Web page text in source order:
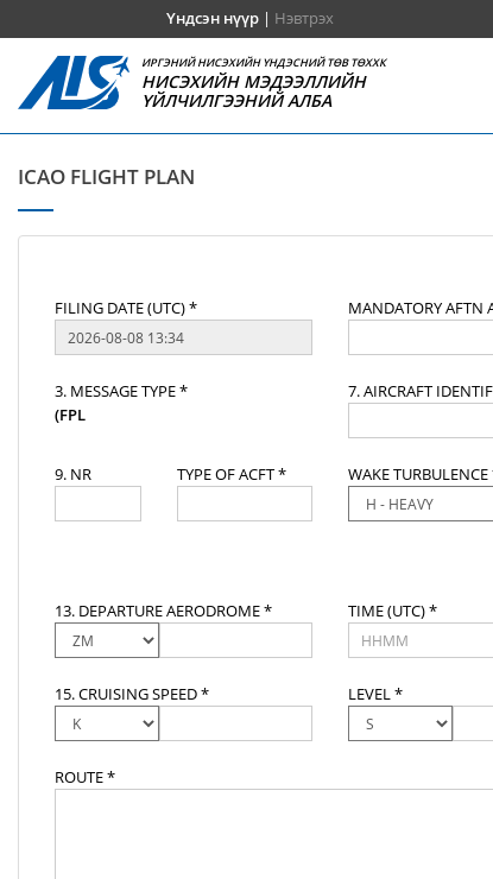
Үндсэн нүүр| Нэвтрэх
ИРГЭНИЙ НИСЭХИЙН ҮНДЭСНИЙ ТӨВ ТӨХХК
НИСЭХИЙН МЭДЭЭЛЛИЙН
ҮЙЛЧИЛГЭЭНИЙ АЛБА
ICAO FLIGHT PLAN
FILING DATE (UTC) * MANDATORY AFTN
3. MESSAGE TYPE *
(FPL
7. AIRCRAFT
9. NR TYPE OF ACFT * WAKE
13. DEPARTURE AERODROME * TIME (UTC) *
15. CRUISING SPEED * LEVEL *
ROUTE *